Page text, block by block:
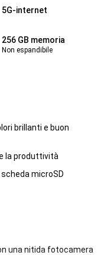
5G-internet
256 GB memoria
Non espandibile
brillanti e buon
la produttività
microSD
una nitida fotocamera